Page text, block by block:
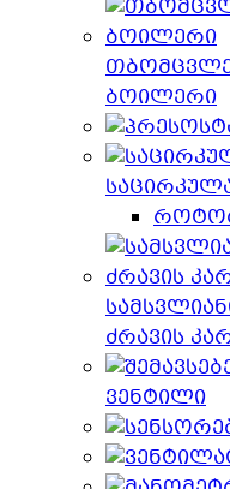
ბოილერი
ძრავის
ვენტილი